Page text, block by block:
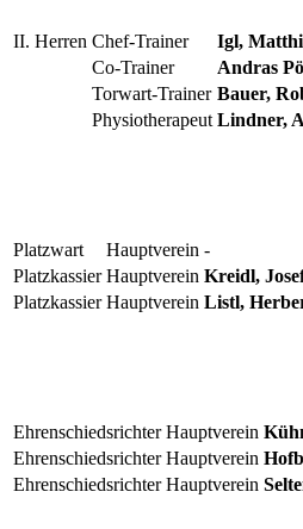
II. Herren Chef-Trainer
Igl,
Co-Trainer
Andras
Torwart-Trainer Bauer,
Physiotherapeut Lindner,
Platzwart Hauptverein -
Platzkassier Hauptverein Kreidl,
Platzkassier Hauptverein Listl,
Ehrenschiedsrichter Hauptverein
Ehrenschiedsrichter Hauptverein
Ehrenschiedsrichter Hauptverein